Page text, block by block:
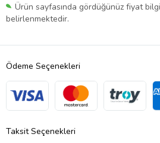
Ürün sayfasında gördüğünüz fiyat
belirlenmektedir.
Ödeme Seçenekleri
Taksit Seçenekleri